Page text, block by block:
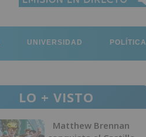
UNIVERSIDAD POLÍTICA
LO + VISTO
Matthew Brennan